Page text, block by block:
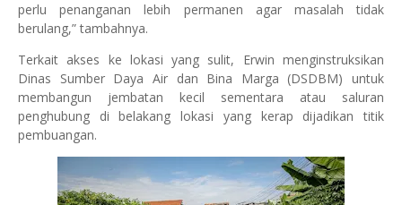
perlu penanganan lebih permanen agar masalah tidak
berulang,” tambahnya.
Terkait akses ke lokasi yang sulit, Erwin menginstruksikan
Dinas Sumber Daya Air dan Bina Marga (DSDBM) untuk
membangun jembatan kecil sementara atau saluran
penghubung di belakang lokasi yang kerap dijadikan titik
pembuangan.